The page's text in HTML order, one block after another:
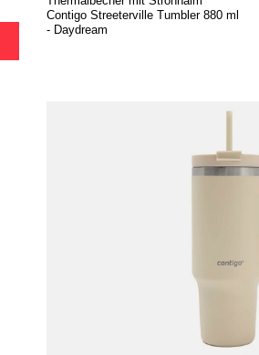
Contigo Streeterville Tumbler 880 ml
- Daydream